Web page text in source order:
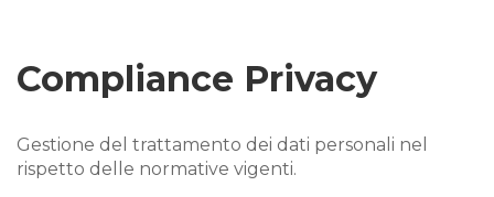
Compliance Privacy
Gestione del trattamento dei dati personali nel
rispetto delle normative vigenti.